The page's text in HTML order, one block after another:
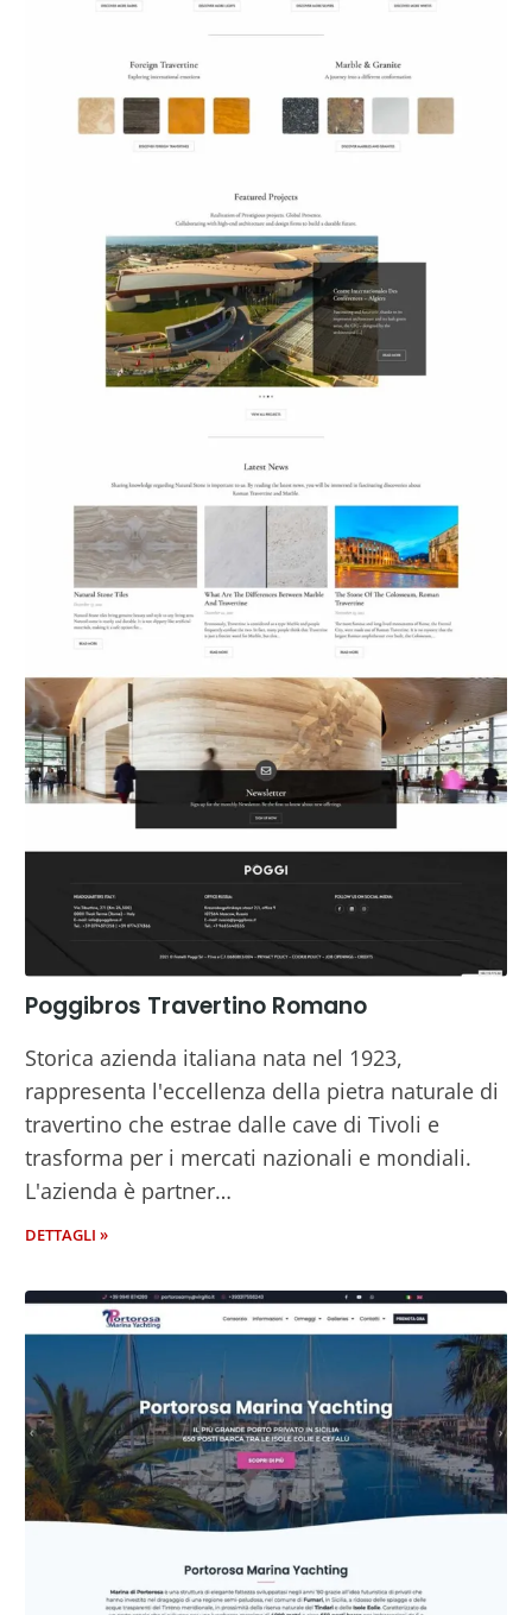
Poggibros Travertino Romano
Storica azienda italiana nata nel 1923,
rappresenta l'eccellenza della pietra naturale di
travertino che estrae dalle cave di Tivoli e
trasforma per i mercati nazionali e mondiali.
L'azienda è partner…
DETTAGLI »